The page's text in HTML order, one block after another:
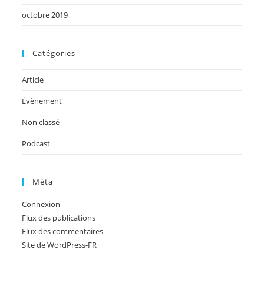
octobre 2019
Catégories
Article
Évènement
Non classé
Podcast
Méta
Connexion
Flux des publications
Flux des commentaires
Site de WordPress-FR